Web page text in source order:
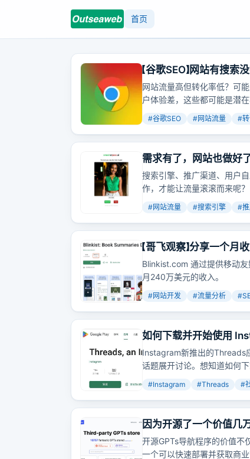
首页
【谷歌SEO】网站有搜
网站流量高但转化率低？可
户体验差，这些都可能是潜
#谷歌SEO #网站流量 #
需求有了，网站也做好
搜索引擎、推广渠道、用户
作，才能让流量滚滚而来呢？
#网站流量 #搜索引擎 #
【哥飞观察】分享一个
Blinkist.com 通过提供移动
月240万美元的收入。
#网站开发 #流量分析 #
如何下载并开始使用
Instagram新推出的Threads
话题展开讨论。想知道如何
#Instagram #Threads #
因为开源了一个价值几
开源GPTs导航程序的价值不
一个可以快速部署并获取商